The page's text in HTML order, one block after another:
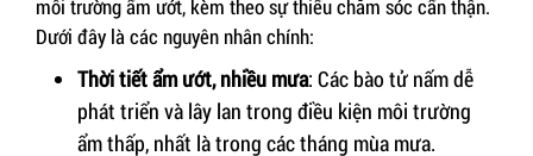
môi trường ẩm ướt, kèm theo sự thiếu chăm sóc cẩn thận.
Dưới đây là các nguyên nhân chính:
Thời tiết ẩm ướt, nhiều mưa: Các bào tử nấm dễ
phát triển và lây lan trong điều kiện môi trường
ẩm thấp, nhất là trong các tháng mùa mưa.